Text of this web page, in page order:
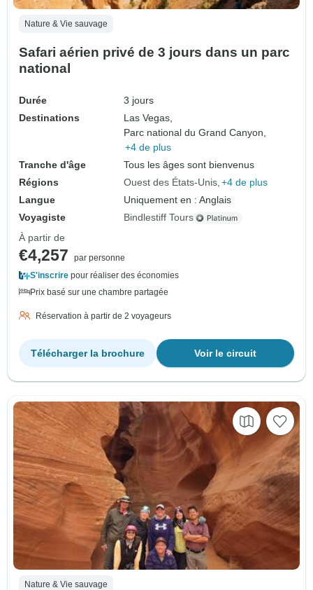
Nature & Vie sauvage
Safari aérien privé de 3 jours dans un parc
national
Durée
3 jours
Destinations
Las Vegas,
Parc national du Grand Canyon,
+4 de plus
Tranche d'âge
Tous les âges sont bienvenus
Régions
Ouest des États-Unis +4 de plus
Langue
Uniquement en : Anglais
Voyagiste
Bindlestiff Tours
À partir de
€4,257
par personne
S'inscrire pour réaliser des économies
Prix basé sur une chambre partagée
Réservation à partir de 2 voyageurs
Voir le circuit
Télécharger la brochure
Nature & Vie sauvage